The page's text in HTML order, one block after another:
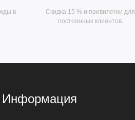
в
Скидка 15 % и привилегии для
постоянных клиентов.
Информация